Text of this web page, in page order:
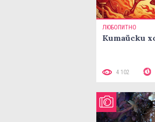
ЛЮБОПИТНО
Китайски
4 102